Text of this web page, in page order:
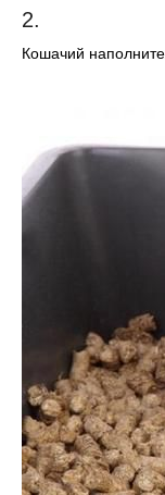
2.
Кошачий